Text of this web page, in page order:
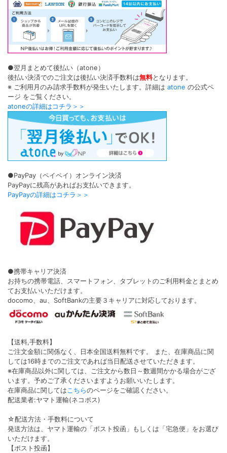
●翌月まとめて後払い（atone）
後払い決済でのご注文は後払い決済手数料は無料となります。
※ ご利用月のみ請求手数料が発生いたします。詳細は atone の公式ペ
ージ をご覧ください。
atoneの詳細はコチラ＞＞
●PayPay（ペイペイ）オンライン決済
PayPayに残高があればお支払いできます。
PayPayの詳細はコチラ＞＞
●携帯キャリア決済
お持ちの携帯電話、スマートフォン、タブレットのご利用料金とまとめ
てお支払いいただけます。
docomo、au、SoftBankの主要３キャリアに対応しております。
【送料,手数料】
ご注文金額に関係なく、日本全国送料無料です。 また、在庫商品に関
しては16時までのご注文であれば当日配送させていただきます。
※在庫商品以外に関しては、ご注文から数日～数週間かかる場合がござ
います。予めご了承くださいますようお願いいたします。
在庫商品に関しては こちらのページをご確認ください。
配送業者:ヤマト運輸(ネコポス)
☆配送方法・手数料について
発送方法は、ヤマト運輸の「ポスト投函」もしくは「宅急便」をお選び
いただけます。
【ポスト投函】